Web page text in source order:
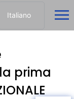
Italiano
prima